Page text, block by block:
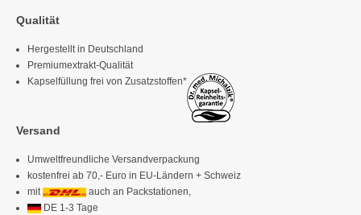
Qualität
Hergestellt in Deutschland
Premiumextrakt-Qualität
Kapselfüllung frei von Zusatzstoffen*
Versand
Umweltfreundliche Versandverpackung
kostenfrei ab 70,- Euro in EU-Ländern + Schweiz
mit
auch an Packstationen,
DE 1-3 Tage